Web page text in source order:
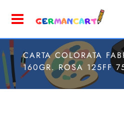
CARTA COLORATA
160GR. ROSA 125FF